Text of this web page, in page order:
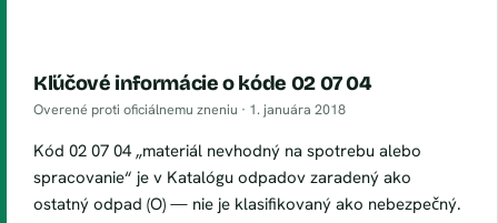
Kľúčové informácie o kóde 02 07 04
Overené proti oficiálnemu zneniu · 1. januára 2018
Kód 02 07 04 „materiál nevhodný na spotrebu alebo
spracovanie“ je v Katalógu odpadov zaradený ako
ostatný odpad (O) — nie je klasifikovaný ako nebezpečný.